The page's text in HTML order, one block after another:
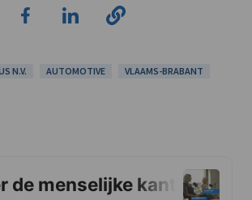
N.V. AUTOMOTIVE VLAAMS-BRABANT